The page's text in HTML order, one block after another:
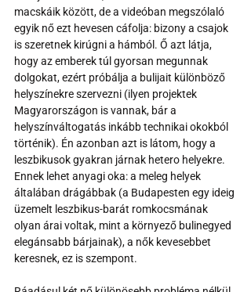
macskáik között, de a videóban megszólaló
egyik nő ezt hevesen cáfolja: bizony a csajok
is szeretnek kirúgni a hámból. Ő azt látja,
hogy az emberek túl gyorsan megunnak
dolgokat, ezért próbálja a bulijait különböző
helyszínekre szervezni (ilyen projektek
Magyarországon is vannak, bár a
helyszínváltogatás inkább technikai okokból
történik). Én azonban azt is látom, hogy a
leszbikusok gyakran járnak hetero helyekre.
Ennek lehet anyagi oka: a meleg helyek
általában drágábbak (a Budapesten egy ideig
üzemelt leszbikus-barát romkocsmának
olyan árai voltak, mint a környező bulinegyed
elegánsabb bárjainak), a nők kevesebbet
keresnek, ez is szempont.